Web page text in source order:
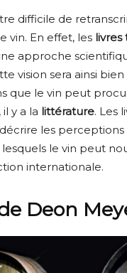
difficile de
vin. En effet, les livres
approche
vision sera ainsi
que le vin peut
y a la littérature. Les
les
lesquels le vin peut
internationale.
Deon